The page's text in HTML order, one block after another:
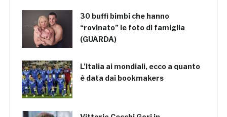
30 buffi bimbi che hanno
“rovinato” le foto di famiglia
(GUARDA)
L’Italia ai mondiali, ecco a quanto
è data dai bookmakers